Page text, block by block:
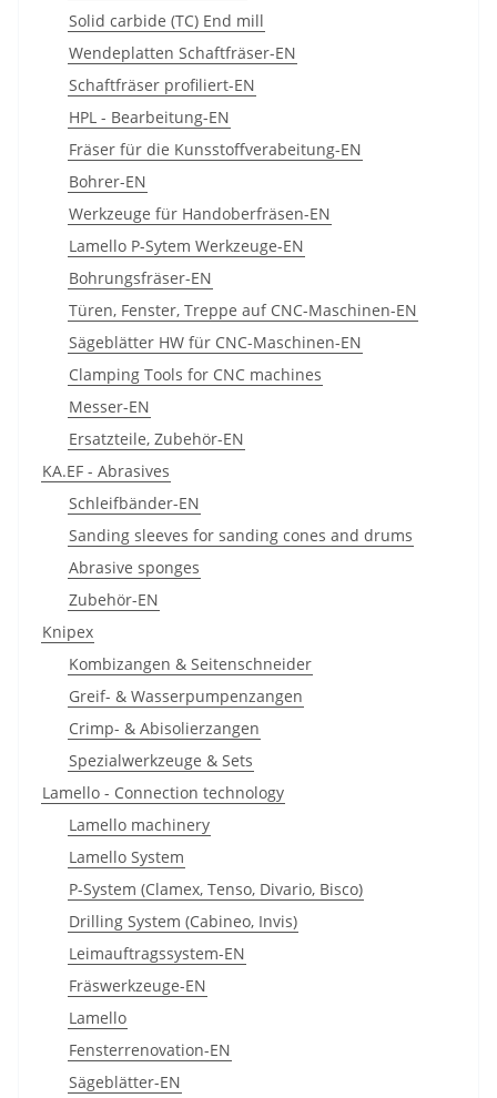
Solid carbide (TC) End mill
Wendeplatten Schaftfräser-EN
Schaftfräser profiliert-EN
HPL - Bearbeitung-EN
Fräser für die Kunsstoffverabeitung-EN
Bohrer-EN
Werkzeuge für Handoberfräsen-EN
Lamello P-Sytem Werkzeuge-EN
Bohrungsfräser-EN
Türen, Fenster, Treppe auf CNC-Maschinen-EN
Sägeblätter HW für CNC-Maschinen-EN
Clamping Tools for CNC machines
Messer-EN
Ersatzteile, Zubehör-EN
KA.EF - Abrasives
Schleifbänder-EN
Sanding sleeves for sanding cones and drums
Abrasive sponges
Zubehör-EN
Knipex
Kombizangen & Seitenschneider
Greif- & Wasserpumpenzangen
Crimp- & Abisolierzangen
Spezialwerkzeuge & Sets
Lamello - Connection technology
Lamello machinery
Lamello System
P-System (Clamex, Tenso, Divario, Bisco)
Drilling System (Cabineo, Invis)
Leimauftragssystem-EN
Fräswerkzeuge-EN
Lamello
Fensterrenovation-EN
Sägeblätter-EN